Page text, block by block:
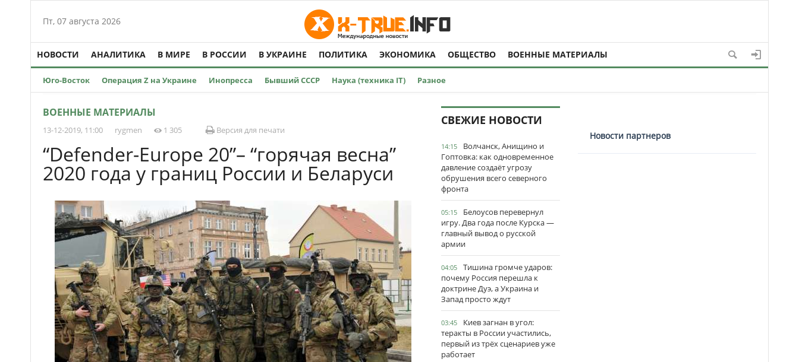
Пт, 07 августа 2026
НОВОСТИ АНАЛИТИКА В МИРЕ В РОССИИ В УКРАИНЕ ПОЛИТИКА ЭКОНОМИКА ОБЩЕСТВО ВОЕННЫЕ МАТЕРИАЛЫ
Юго-Восток Операция Z на Украине Инопресса Бывший СССР Наука (техника IT) Разное
ВОЕННЫЕ МАТЕРИАЛЫ
13-12-2019, 11:00 rygmen 1 305 Версия для печати
“Defender-Europe 20”– “горячая весна”
2020 года у границ России и Беларуси
СВЕЖИЕ НОВОСТИ
14:15
Волчанск, Анищино и
Гоптовка: как одновременное
давление создаёт угрозу
обрушения всего северного
фронта
05:15
Белоусов перевернул
игру. Два года после Курска —
главный вывод о русской
армии
04:05
Тишина громче ударов:
почему Россия перешла к
доктрине Дуэ, а Украина и
Запад просто ждут
03:45
Киев загнан в угол:
теракты в России участились,
первый из трёх сценариев уже
работает
Новости партнеров